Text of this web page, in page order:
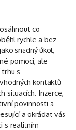
co
rychle a bez
snadný úkol,
pomoci, ale
s
kontaktů
situacích. Inzerce,
povinnosti a
a okrádat vás
s realitním